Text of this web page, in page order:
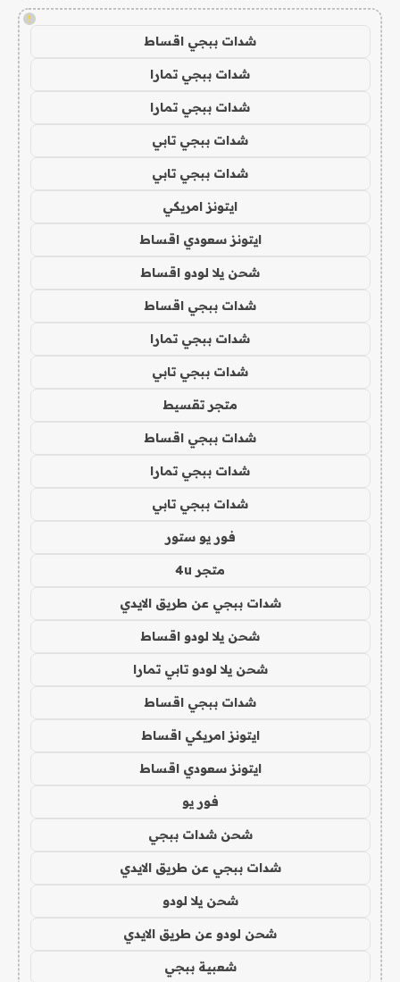
!
شدات ببجي اقساط
شدات ببجي تمارا
شدات ببجي تمارا
شدات ببجي تابي
شدات ببجي تابي
ايتونز امريكي
ايتونز سعودي اقساط
شحن يلا لودو اقساط
شدات ببجي اقساط
شدات ببجي تمارا
شدات ببجي تابي
متجر تقسيط
شدات ببجي اقساط
شدات ببجي تمارا
شدات ببجي تابي
فور يو ستور
متجر 4u
شدات ببجي عن طريق الايدي
شحن يلا لودو اقساط
شحن يلا لودو تابي تمارا
شدات ببجي اقساط
ايتونز امريكي اقساط
ايتونز سعودي اقساط
فور يو
شحن شدات ببجي
شدات ببجي عن طريق الايدي
شحن يلا لودو
شحن لودو عن طريق الايدي
شعبية ببجي